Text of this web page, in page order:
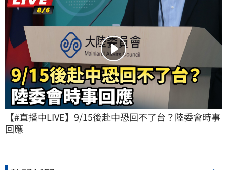
【#直播中LIVE】9/15後赴中恐回不了台？陸委會時事
回應